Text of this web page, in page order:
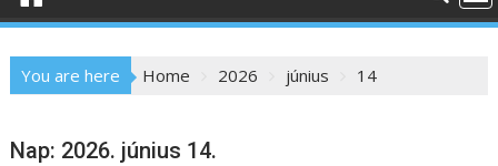
e
You are here Home 2026 június 14
Nap: 2026. június 14.